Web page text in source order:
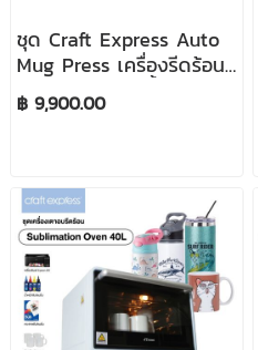
ชุด Craft Express Auto
Mug Press เครื่องรีดร้อน
แก้วและกระบอกน้ำ
฿ 9,900.00